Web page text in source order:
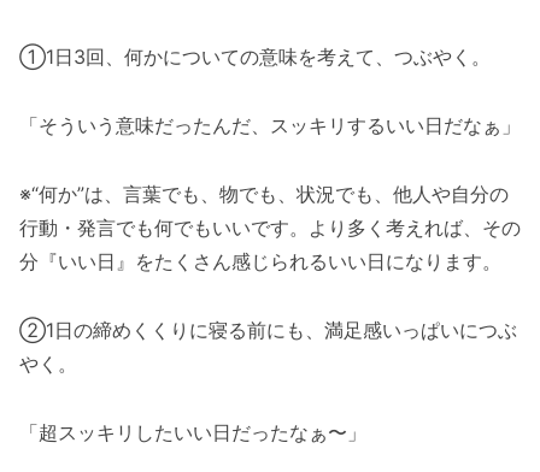
①1日3回、何かについての意味を考えて、つぶやく。
「そういう意味だったんだ、スッキリするいい日だなぁ」
※“何か”は、言葉でも、物でも、状況でも、他人や自分の
行動・発言でも何でもいいです。より多く考えれば、その
分『いい日』をたくさん感じられるいい日になります。
②1日の締めくくりに寝る前にも、満足感いっぱいにつぶ
やく。
「超スッキリしたいい日だったなぁ〜」